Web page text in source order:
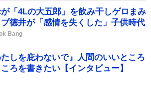
「4Lの大五郎」を飲み干しゲロまみ
徳井が「感情を失くした」子供時代
Bang
しを庇わないで』人間のいいところ
ろを書きたい【インタビュー】